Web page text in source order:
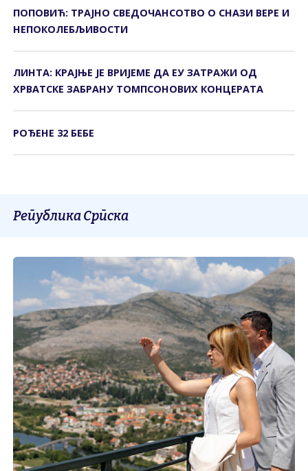
ПОПОВИЋ: ТРАЈНО СВЕДОЧАНСОТВО О СНАЗИ ВЕРЕ И
НЕПОКОЛЕБЉИВОСТИ
ЛИНТА: КРАЈЊЕ ЈЕ ВРИЈЕМЕ ДА ЕУ ЗАТРАЖИ ОД
ХРВАТСКЕ ЗАБРАНУ ТОМПСОНОВИХ КОНЦЕРАТА
РОЂЕНЕ 32 БЕБЕ
Република Српска